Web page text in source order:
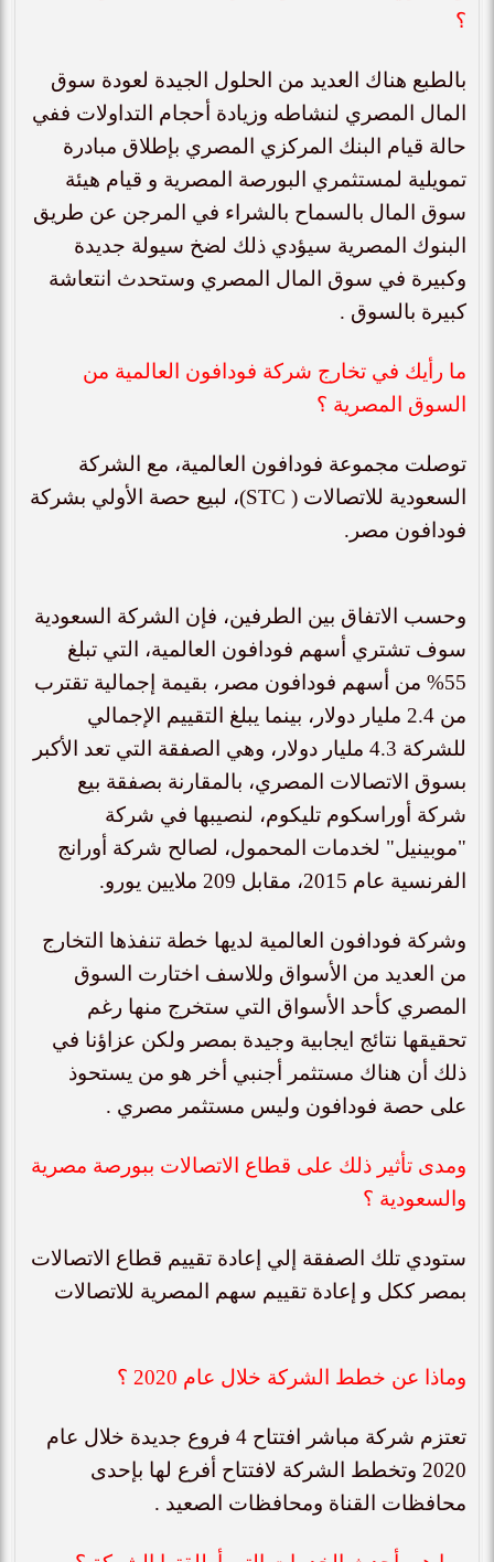
؟
بالطبع هناك العديد من الحلول الجيدة لعودة سوق
المال المصري لنشاطه وزيادة أحجام التداولات ففي
حالة قيام البنك المركزي المصري بإطلاق مبادرة
تمويلية لمستثمري البورصة المصرية و قيام هيئة
سوق المال بالسماح بالشراء في المرجن عن طريق
البنوك المصرية سيؤدي ذلك لضخ سيولة جديدة
وكبيرة في سوق المال المصري وستحدث انتعاشة
كبيرة بالسوق .
ما رأيك في تخارج شركة فودافون العالمية من
السوق المصرية ؟
توصلت مجموعة فودافون العالمية، مع الشركة
السعودية للاتصالات ( STC)، لبيع حصة الأولي بشركة
فودافون مصر.
وحسب الاتفاق بين الطرفين، فإن الشركة السعودية
سوف تشتري أسهم فودافون العالمية، التي تبلغ
55% من أسهم فودافون مصر، بقيمة إجمالية تقترب
من 2.4 مليار دولار، بينما يبلغ التقييم الإجمالي
للشركة 4.3 مليار دولار، وهي الصفقة التي تعد الأكبر
بسوق الاتصالات المصري، بالمقارنة بصفقة بيع
شركة أوراسكوم تليكوم، لنصيبها في شركة
"موبينيل" لخدمات المحمول، لصالح شركة أورانج
الفرنسية عام 2015، مقابل 209 ملايين يورو.
وشركة فودافون العالمية لديها خطة تنفذها التخارج
من العديد من الأسواق وللاسف اختارت السوق
المصري كأحد الأسواق التي ستخرج منها رغم
تحقيقها نتائج ايجابية وجيدة بمصر ولكن عزاؤنا في
ذلك أن هناك مستثمر أجنبي أخر هو من يستحوذ
على حصة فودافون وليس مستثمر مصري .
ومدى تأثير ذلك على قطاع الاتصالات ببورصة مصرية
والسعودية ؟
ستودي تلك الصفقة إلي إعادة تقييم قطاع الاتصالات
بمصر ككل و إعادة تقييم سهم المصرية للاتصالات
وماذا عن خطط الشركة خلال عام 2020 ؟
تعتزم شركة مباشر افتتاح 4 فروع جديدة خلال عام
2020 وتخطط الشركة لافتتاح أفرع لها بإحدى
محافظات القناة ومحافظات الصعيد .